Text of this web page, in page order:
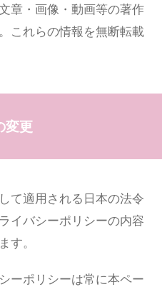
章・画像・動画等の著作
これらの情報を無断転載
変更
て適用される日本の法令
イバシーポリシーの内容
す。
ーポリシーは常に本ペー